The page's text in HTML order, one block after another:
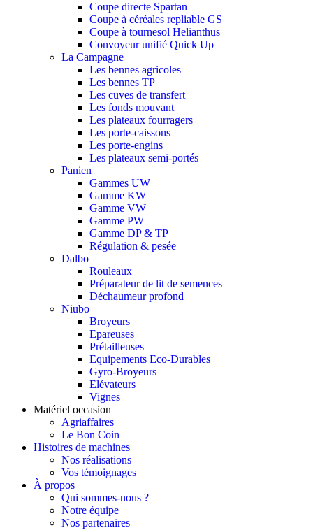
Coupe directe Spartan
Coupe à céréales repliable GS
Coupe à tournesol Helianthus
Convoyeur unifié Quick Up
La Campagne
Les bennes agricoles
Les bennes TP
Les cuves de transfert
Les fonds mouvant
Les plateaux fourragers
Les porte-caissons
Les porte-engins
Les plateaux semi-portés
Panien
Gammes UW
Gamme KW
Gamme VW
Gamme PW
Gamme DP & TP
Régulation & pesée
Dalbo
Rouleaux
Préparateur de lit de semences
Déchaumeur profond
Niubo
Broyeurs
Epareuses
Prétailleuses
Equipements Eco-Durables
Gyro-Broyeurs
Elévateurs
Vignes
Matériel occasion
Agriaffaires
Le Bon Coin
Histoires de machines
Nos réalisations
Vos témoignages
À propos
Qui sommes-nous ?
Notre équipe
Nos partenaires